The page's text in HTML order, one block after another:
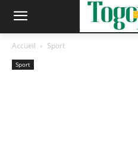
Accueil Sport
Sport